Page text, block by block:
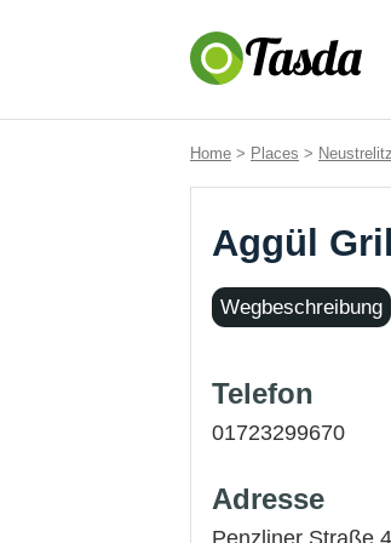
Home > Places > Neustrelitz
Aggül
Wegbeschreibung
Telefon
01723299670
Adresse
Penzliner Straße